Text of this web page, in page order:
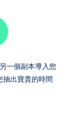
一個副本導入您
抽出寶貴的時間